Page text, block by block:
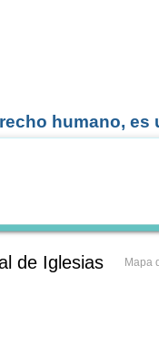
humano, es
de Iglesias Mapa